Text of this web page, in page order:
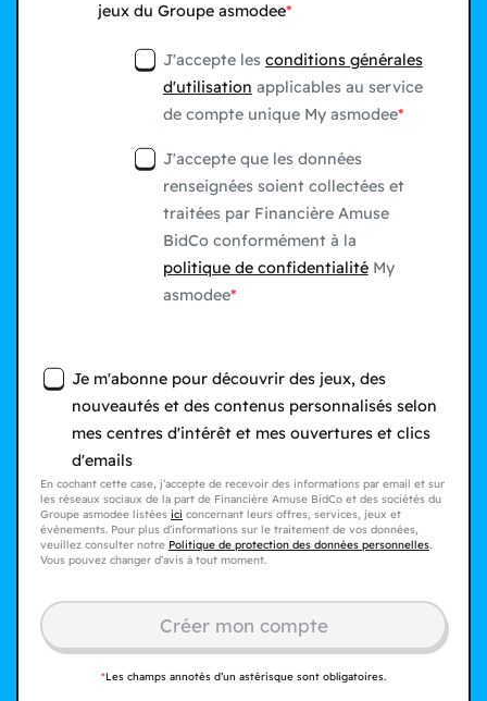
jeux du Groupe asmodee
J'accepte les conditions générales
d'utilisation applicables au service
de compte unique My asmodee
J'accepte que les données
renseignées soient collectées et
traitées par Financière Amuse
BidCo conformément à la
politique de confidentialitéMy
asmodee
Je m'abonne pour découvrir des jeux, des
nouveautés et des contenus personnalisés selon
mes centres d'intérêt et mes ouvertures et clics
d'emails
En cochant cette case, j’accepte de recevoir des informations par email et sur
les réseaux sociaux de la part de Financière Amuse BidCo et des sociétés du
Groupe asmodee listées ici concernant leurs offres, services, jeux et
événements. Pour plus d’informations sur le traitement de vos données,
veuillez consulter notre Politique de protection des données personnelles.
Vous pouvez changer d’avis à tout moment.
Créer mon compte​
*Les champs annotés d’un astérisque sont obligatoires.